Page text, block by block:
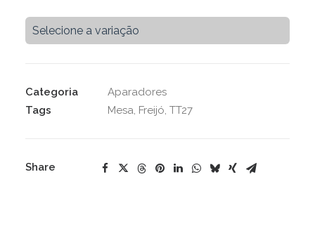
Freijó
quantidade
Selecione a variação
Categoria
Aparadores
Tags
Mesa, Freijó, TT27
Share